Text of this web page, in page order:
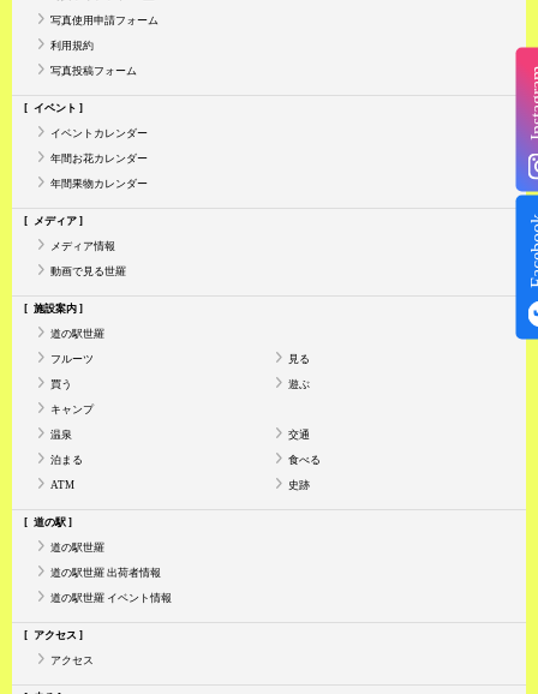
写真使用申請フォーム
利用規約
写真投稿フォーム
イベント
イベントカレンダー
年間お花カレンダー
年間果物カレンダー
メディア
メディア情報
動画で見る世羅
施設案内
道の駅世羅
フルーツ 見る
買う 遊ぶ
キャンプ
温泉 交通
泊まる 食べる
ATM 史跡
道の駅
道の駅世羅
道の駅世羅 出荷者情報
道の駅世羅 イベント情報
アクセス
アクセス